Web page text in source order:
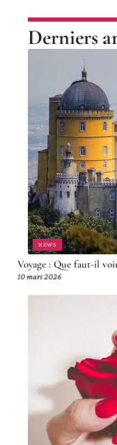
Derniers
NEWS
Voyage : Que faut-il
10 mars 2026